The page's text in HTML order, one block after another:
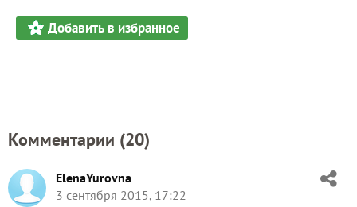
Добавить в избранное
Комментарии (20)
ElenaYurovna
3 сентября 2015, 17:22